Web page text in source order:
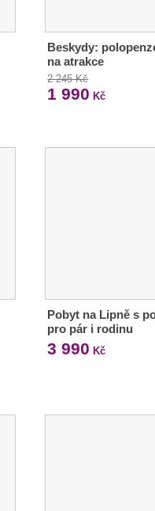
Beskydy:
na atrakce
2 245 Kč
1 990 Kč
Pobyt na Lipně s
pro pár i rodinu
3 990 Kč